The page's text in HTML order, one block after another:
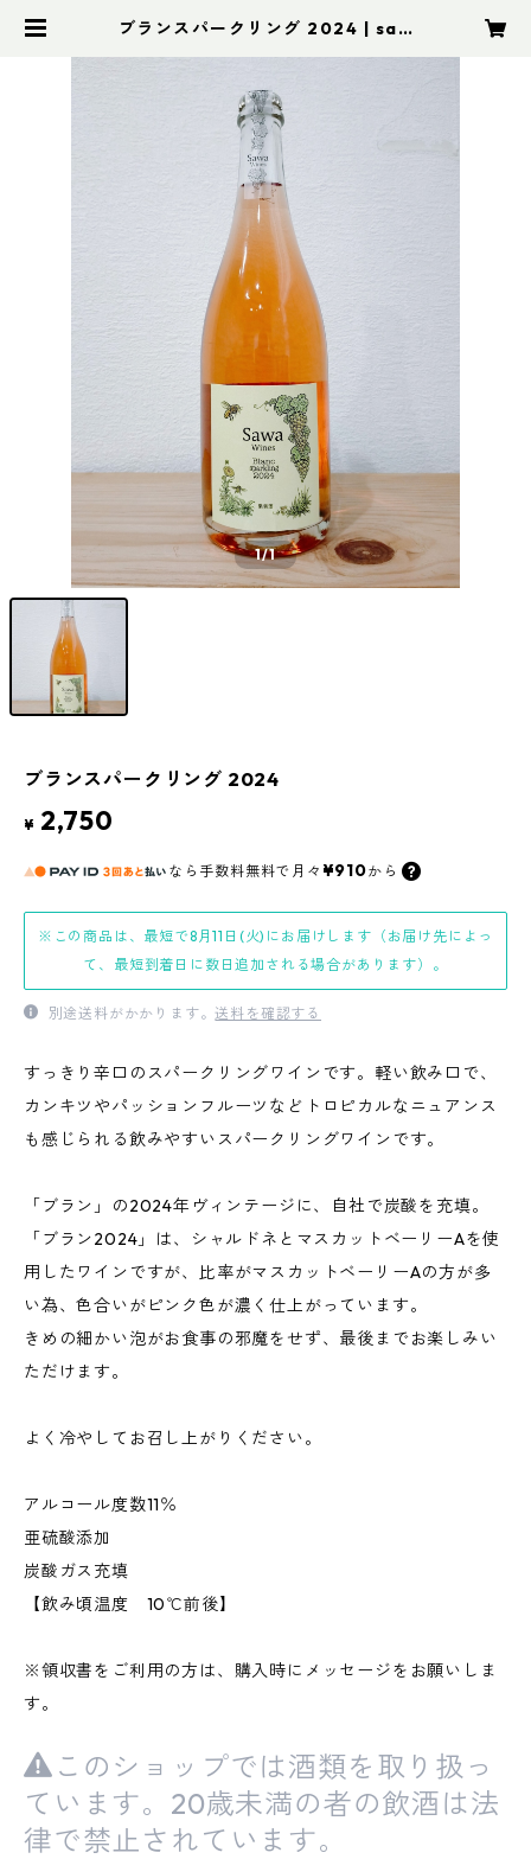
ブランスパークリング 2024 | saw
1/1
ブランスパークリング 2024
¥ 2,750
なら 手数料無料で 月々 ¥910から
※この商品は、最短で8月11日(火)にお届けします（お届け先によっ
て、最短到着日に数日追加される場合があります）。
別途送料がかかります。送料を確認する
すっきり辛口のスパークリングワインです。軽い飲み口で、
カンキツやパッションフルーツなどトロピカルなニュアンス
も感じられる飲みやすいスパークリングワインです。
「ブラン」の2024年ヴィンテージに、自社で炭酸を充填。
「ブラン2024」は、シャルドネとマスカットベーリーAを使
用したワインですが、比率がマスカットベーリーAの方が多
い為、色合いがピンク色が濃く仕上がっています。
きめの細かい泡がお食事の邪魔をせず、最後までお楽しみい
ただけます。
よく冷やしてお召し上がりください。
アルコール度数11％
亜硫酸添加
炭酸ガス充填
【飲み頃温度 10℃前後】
※領収書をご利用の方は、購入時にメッセージをお願いしま
す。
このショップでは酒類を取り扱っ
ています。20歳未満の者の飲酒は法
律で禁止されています。